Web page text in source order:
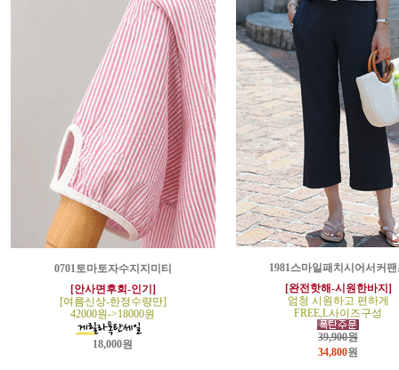
0701토마토자수지지미티
[안사면후회-인기]
[여름신상-한정수량만]
42000원->18000원
18,000원
1981스마일패치시어서커팬
[완전핫해-시원한바지]
엄청 시원하고 편하게
FREE,L사이즈구성
39,900원
34,800원